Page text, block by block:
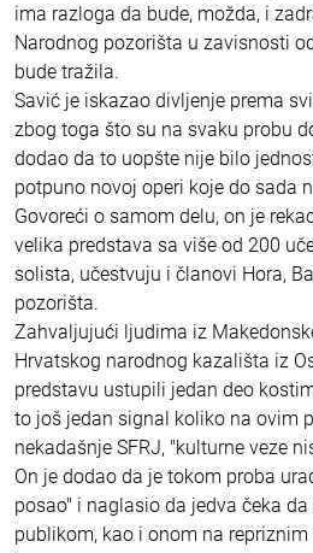
ima razloga da bude, možda, i
Narodnog pozorišta u zavisnosti
bude tražila.
Savić je iskazao divljenje prema
zbog toga što su na svaku probu
dodao da to uopšte nije bilo
potpuno novoj operi koje do sada
Govoreći o samom delu, on je
velika predstava sa više od 200
solista, učestvuju i članovi Hora,
pozorišta.
Zahvaljujući ljudima iz
Hrvatskog narodnog kazališta iz
predstavu ustupili jedan deo
to još jedan signal koliko na ovim
nekadašnje SFRJ, "kulturne veze
On je dodao da je tokom proba
posao" i naglasio da jedva čeka
publikom, kao i onom na